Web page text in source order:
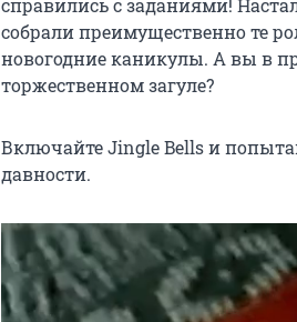
справились с заданиями!
собрали преимущественно те
новогодние каникулы. А вы в
торжественном загуле?
Включайте Jingle Bells и
давности.